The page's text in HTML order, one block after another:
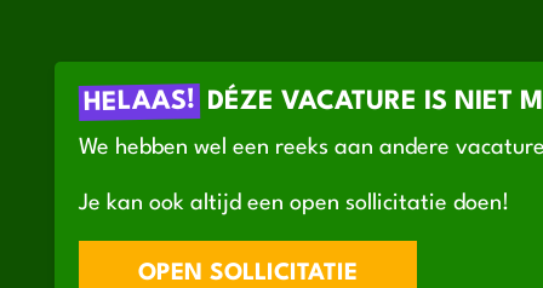
HELAAS! DÉZE VACATURE IS NIET
We hebben wel een reeks aan andere
Je kan ook altijd een open sollicitatie doen!
OPEN SOLLICITATIE